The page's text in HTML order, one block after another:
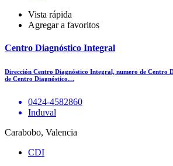
Vista rápida
Agregar a favoritos
Centro Diagnóstico Integral
Dirección Centro Diagnóstico Integral, numero de Centro
de Centro Diagnóstico…
0424-4582860
Induval
Carabobo, Valencia
CDI